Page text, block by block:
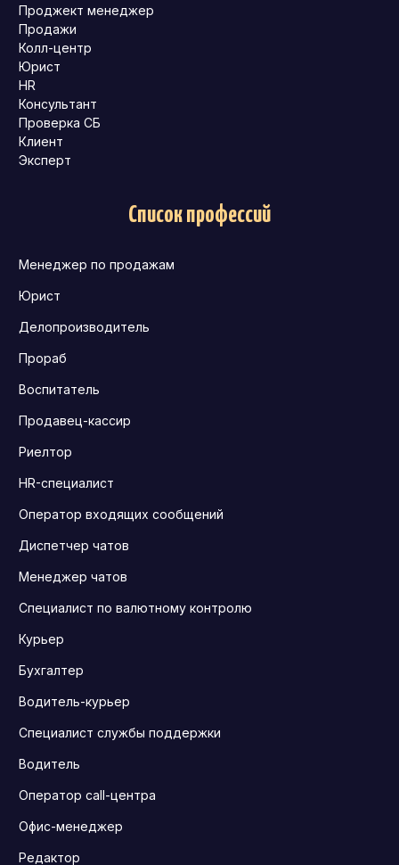
Проджект менеджер
Продажи
Колл-центр
Юрист
HR
Консультант
Проверка СБ
Клиент
Эксперт
Список профессий
Менеджер по продажам
Юрист
Делопроизводитель
Прораб
Воспитатель
Продавец-кассир
Риелтор
HR-специалист
Оператор входящих сообщений
Диспетчер чатов
Менеджер чатов
Специалист по валютному контролю
Курьер
Бухгалтер
Водитель-курьер
Специалист службы поддержки
Водитель
Оператор call-центра
Офис-менеджер
Редактор